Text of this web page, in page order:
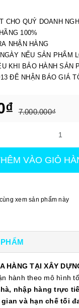
CHO QUÝ DOANH
100%
NHẬN HÀNG
NẾU SẢN PHẨM
KHI BẢO HÀNH SẢN
ĐỂ NHẬN BÁO GIÁ
7.000.000₫
VÀO GIỎ
xem sản phẩm này
HÀNG TẠI XÂY
hành theo mô hình
nhập hàng trực
và hạn chế tối